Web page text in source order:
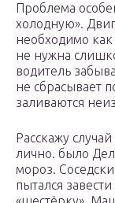
Проблема
холодную».
необходимо как
не нужна
водитель
не сбрасывает
заливаются
Расскажу
лично. было
мороз.
пытался